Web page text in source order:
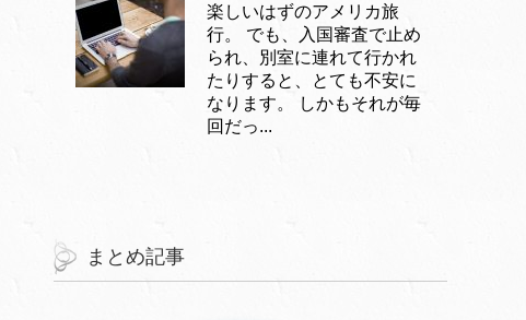
楽しいはずのアメリカ旅
行。 でも、入国審査で止め
られ、別室に連れて行かれ
たりすると、とても不安に
なります。 しかもそれが毎
回だっ...
まとめ記事